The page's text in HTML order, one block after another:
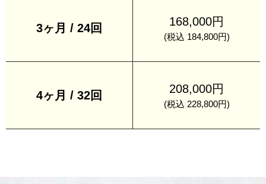
3ヶ月 / 24回 168,000円
(税込 184,800円)
4ヶ月 / 32回 208,000円
(税込 228,800円)